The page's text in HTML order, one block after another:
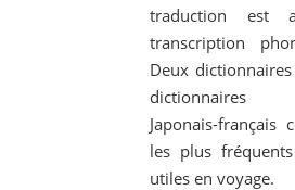
traduction est
transcription
Deux
dictionnaires
Japonais-français
les plus
utiles en voyage.